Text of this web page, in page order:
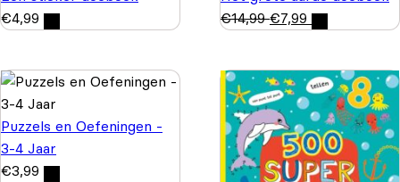
€4,99
€14,99 €7,99
Puzzels en Oefeningen -
3-4 Jaar
€3,99